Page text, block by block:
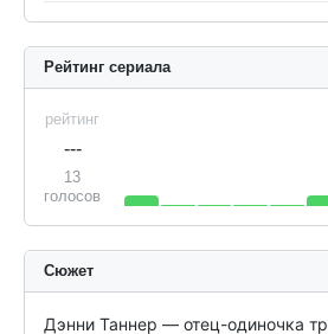
Рейтинг сериала
рейтинг
---
13
голосов
Сюжет
Дэнни Таннер — отец-одиночка